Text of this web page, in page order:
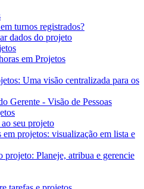
turnos registrados?
dados do projeto
em Projetos
Uma visão centralizada para os
Gerente - Visão de Pessoas
seu projeto
em projetos: visualização em lista e
projeto: Planeje, atribua e gerencie